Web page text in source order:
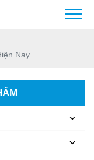
Nay